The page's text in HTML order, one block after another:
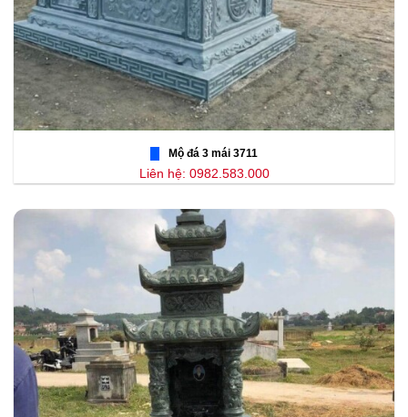
Mộ đá 3 mái 3711
Liên hệ: 0982.583.000